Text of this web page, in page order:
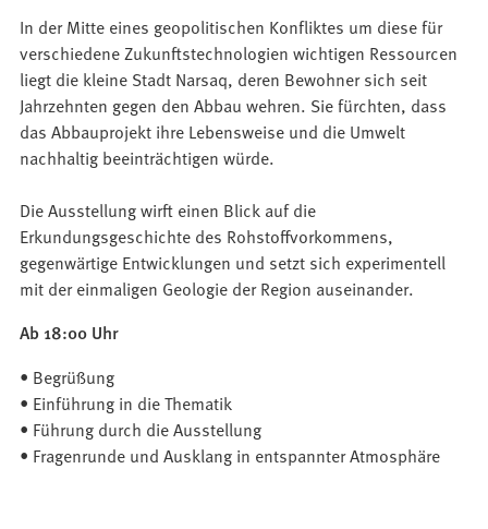
In der Mitte eines geopolitischen Konfliktes um diese für
verschiedene Zukunftstechnologien wichtigen Ressourcen
liegt die kleine Stadt Narsaq, deren Bewohner sich seit
Jahrzehnten gegen den Abbau wehren. Sie fürchten, dass
das Abbauprojekt ihre Lebensweise und die Umwelt
nachhaltig beeinträchtigen würde.
Die Ausstellung wirft einen Blick auf die
Erkundungsgeschichte des Rohstoffvorkommens,
gegenwärtige Entwicklungen und setzt sich experimentell
mit der einmaligen Geologie der Region auseinander.
Ab 18:00 Uhr
• Begrüßung
• Einführung in die Thematik
• Führung durch die Ausstellung
• Fragenrunde und Ausklang in entspannter Atmosphäre